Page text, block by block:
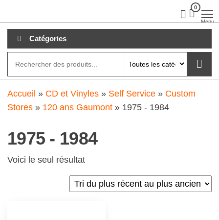
au
contenu
0
Menu
Catégories
Accueil » CD et Vinyles » Self Service » Custom
Stores » 120 ans Gaumont » 1975 - 1984
1975 - 1984
Voici le seul résultat